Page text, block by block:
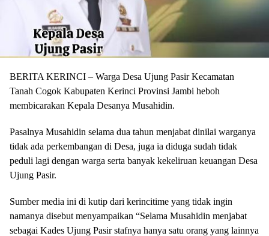
BERITA KERINCI – Warga Desa Ujung Pasir Kecamatan
Tanah Cogok Kabupaten Kerinci Provinsi Jambi heboh
membicarakan Kepala Desanya Musahidin.
Pasalnya Musahidin selama dua tahun menjabat dinilai warganya
tidak ada perkembangan di Desa, juga ia diduga sudah tidak
peduli lagi dengan warga serta banyak kekeliruan keuangan Desa
Ujung Pasir.
Sumber media ini di kutip dari kerincitime yang tidak ingin
namanya disebut menyampaikan “Selama Musahidin menjabat
sebagai Kades Ujung Pasir stafnya hanya satu orang yang lainnya